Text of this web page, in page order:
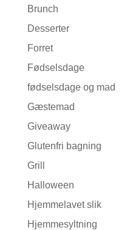
Brunch
Desserter
Forret
Fødselsdage
fødselsdage og mad
Gæstemad
Giveaway
Glutenfri bagning
Grill
Halloween
Hjemmelavet slik
Hjemmesyltning